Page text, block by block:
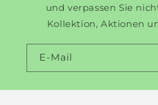
und verpassen Sie
Kollektion, Aktionen
E-Mail